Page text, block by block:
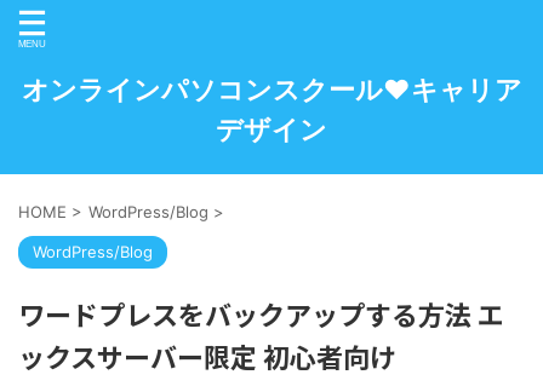
オンラインパソコンスクール♥キャリア
デザイン
HOME > WordPress/Blog >
WordPress/Blog
ワードプレスをバックアップする方法 エ
ックスサーバー限定 初心者向け